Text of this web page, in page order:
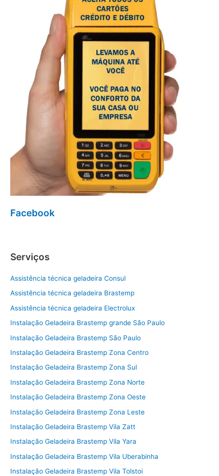
Facebook
Serviços
Assistência técnica geladeira Consul
Assistência técnica geladeira Brastemp
Assistência técnica geladeira Electrolux
Instalação Geladeira Brastemp grande São Paulo
Instalação Geladeira Brastemp São Paulo
Instalação Geladeira Brastemp Zona Centro
Instalação Geladeira Brastemp Zona Sul
Instalação Geladeira Brastemp Zona Norte
Instalação Geladeira Brastemp Zona Oeste
Instalação Geladeira Brastemp Zona Leste
Instalação Geladeira Brastemp Vila Zatt
Instalação Geladeira Brastemp Vila Yara
Instalação Geladeira Brastemp Vila Uberabinha
Instalação Geladeira Brastemp Vila Tolstoi